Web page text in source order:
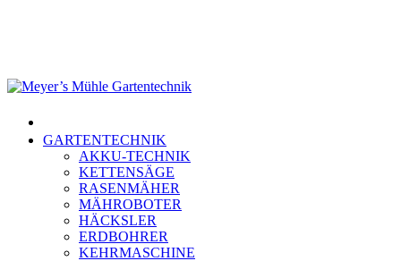
GARTENTECHNIK
AKKU-TECHNIK
KETTENSÄGE
RASENMÄHER
MÄHROBOTER
HÄCKSLER
ERDBOHRER
KEHRMASCHINE